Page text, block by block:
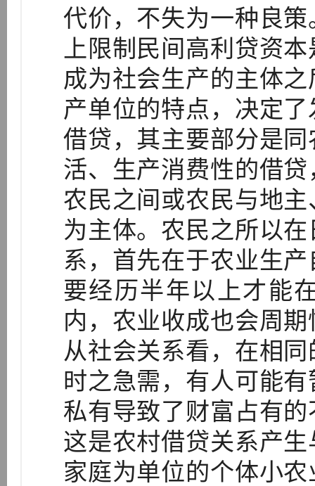
代价，不失为一种良
上限制民间高利贷资
成为社会生产的主体
产单位的特点，决定
借贷，其主要部分是
活、生产消费性的借
农民之间或农民与地
为主体。农民之所以
系，首先在于农业生
要经历半年以上才能
内，农业收成也会周
从社会关系看，在相
时之急需，有人可能
私有导致了财富占有
这是农村借贷关系产
家庭为单位的个体小